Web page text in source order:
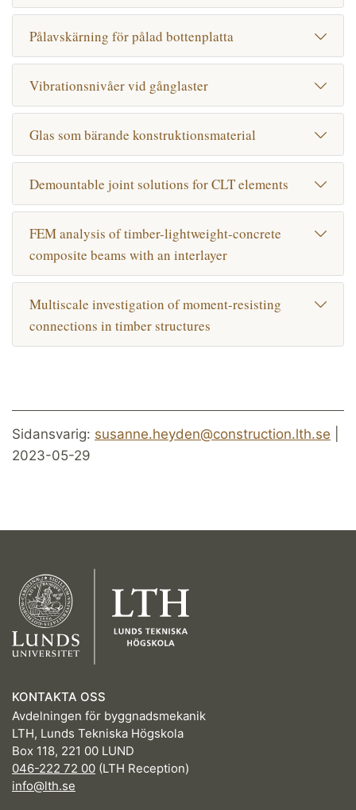
Pålavskärning för pålad bottenplatta
Vibrationsnivåer vid gånglaster
Glas som bärande konstruktionsmaterial
Demountable joint solutions for CLT elements
FEM analysis of timber-lightweight-concrete
composite beams with an interlayer
Multiscale investigation of moment-resisting
connections in timber structures
Sidansvarig: susanne.heyden@construction.lth.se
2023-05-29
KONTAKTA OSS
Avdelningen för byggnadsmekanik
LTH, Lunds Tekniska Högskola
Box 118, 221 00 LUND
046-222 72 00 (LTH Reception)
info@lth.se